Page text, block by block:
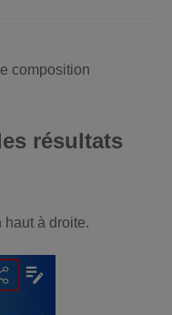
composition
résultats
à droite.